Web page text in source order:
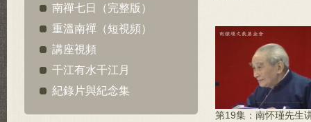
南禪七日（完整版）
重溫南禪（短視頻）
講座視頻
千江有水千江月
紀錄片與紀念集
第19集：南怀瑾先生